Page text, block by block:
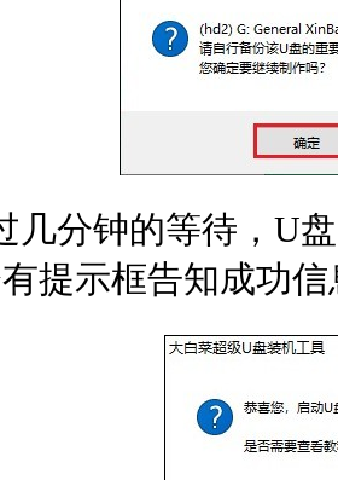
几分钟的等待，U
提示框告知成功信